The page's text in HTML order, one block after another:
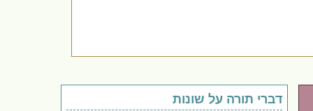
דברי תורה על שונות